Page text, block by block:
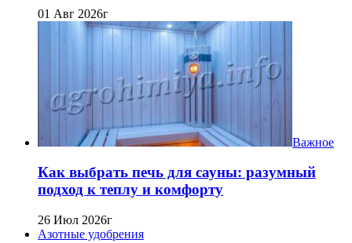
01 Авг 2026г
Важное
Как выбрать печь для сауны: разумный
подход к теплу и комфорту
26 Июл 2026г
Азотные удобрения